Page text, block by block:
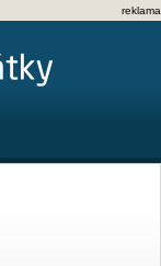
reklama